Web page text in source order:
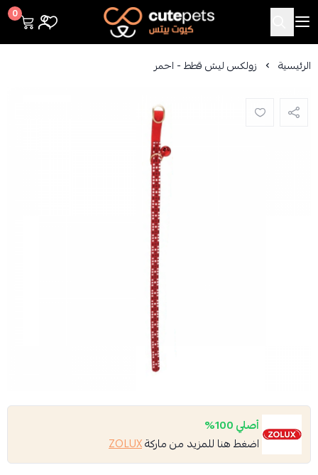
Cutepets
0
الرئيسية زولكس ليش قطط - احمر
أصلي 100%
اضغط هنا للمزيد من ماركةZOLUX